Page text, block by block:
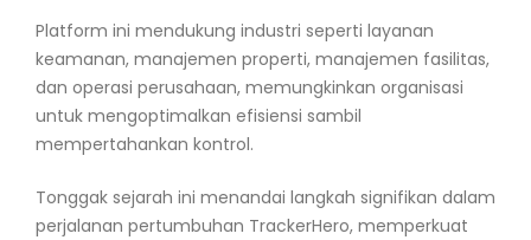
Platform ini mendukung industri seperti layanan
keamanan, manajemen properti, manajemen fasilitas,
dan operasi perusahaan, memungkinkan organisasi
untuk mengoptimalkan efisiensi sambil
mempertahankan kontrol.
Tonggak sejarah ini menandai langkah signifikan dalam
perjalanan pertumbuhan TrackerHero, memperkuat